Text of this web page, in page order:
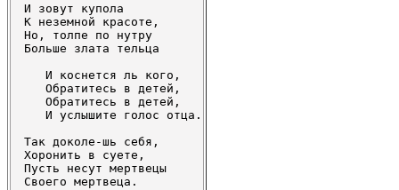
И зовут купола
К неземной красоте,
Но, толпе по нутру
Больше злата тельца
   И коснется ль кого,
   Обратитесь в детей,
   Обратитесь в детей,
   И услышите голос отца.
Так доколе-шь себя,
Хоронить в суете,
Пусть несут мертвецы
Своего мертвеца.